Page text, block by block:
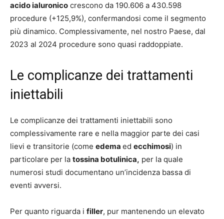
acido ialuronico crescono da 190.606 a 430.598
procedure (+125,9%), confermandosi come il segmento
più dinamico. Complessivamente, nel nostro Paese, dal
2023 al 2024 procedure sono quasi raddoppiate.
Le complicanze dei trattamenti
iniettabili
Le complicanze dei trattamenti iniettabili sono
complessivamente rare e nella maggior parte dei casi
lievi e transitorie (come edema ed ecchimosi) in
particolare per la tossina botulinica, per la quale
numerosi studi documentano un’incidenza bassa di
eventi avversi.
Per quanto riguarda i filler, pur mantenendo un elevato